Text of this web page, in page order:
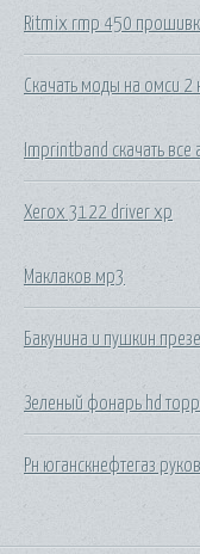
Ritmix rmp 450
Скачать моды на омси 2
Imprintband скачать
Xerox 3122 driver xp
Маклаков мр3
Бакунина и пушкин
Зеленый фонарь hd
Рн юганскнефтегаз